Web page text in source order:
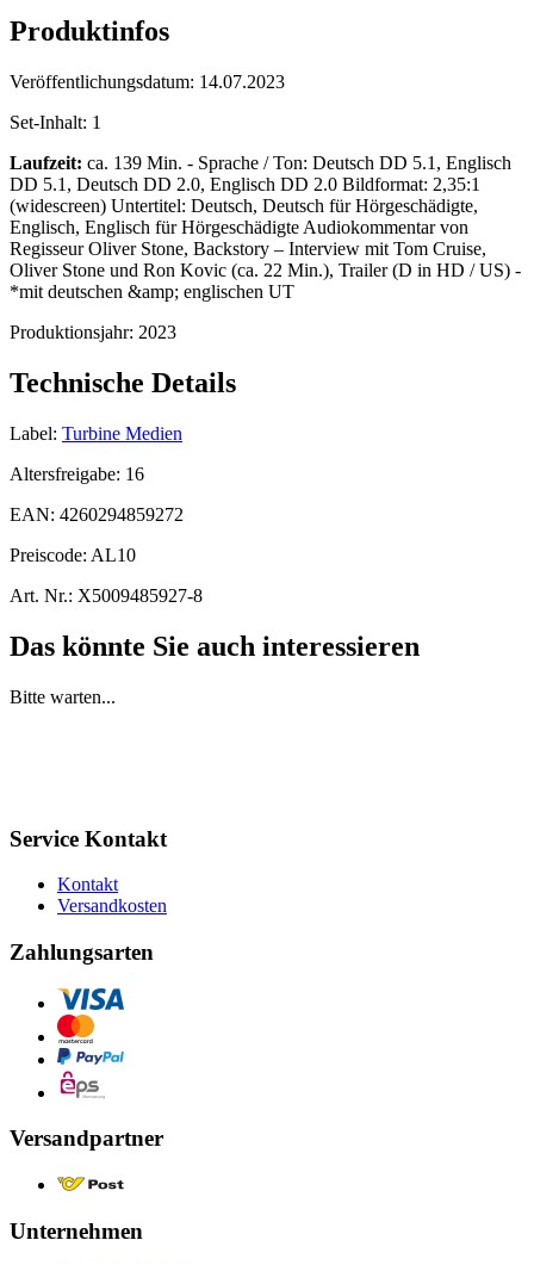
Produktinfos
Veröffentlichungsdatum: 14.07.2023
Set-Inhalt: 1
Laufzeit: ca. 139 Min. - Sprache / Ton: Deutsch DD 5.1, Englisch
DD 5.1, Deutsch DD 2.0, Englisch DD 2.0 Bildformat: 2,35:1
(widescreen) Untertitel: Deutsch, Deutsch für Hörgeschädigte,
Englisch, Englisch für Hörgeschädigte Audiokommentar von
Regisseur Oliver Stone, Backstory – Interview mit Tom Cruise,
Oliver Stone und Ron Kovic (ca. 22 Min.), Trailer (D in HD / US) -
*mit deutschen &amp; englischen UT
Produktionsjahr: 2023
Technische Details
Label: Turbine Medien
Altersfreigabe: 16
EAN: 4260294859272
Preiscode: AL10
Art. Nr.: X5009485927-8
Das könnte Sie auch interessieren
Bitte warten...
Service Kontakt
Kontakt
Versandkosten
Zahlungsarten
Versandpartner
Unternehmen